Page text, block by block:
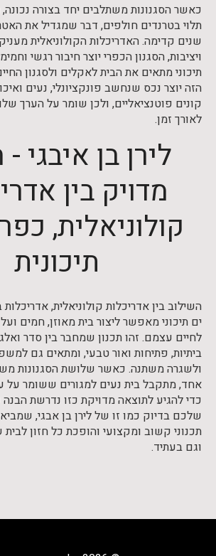
כאשר הסגנונות משתלבים יחד בצורה
תלוי בטרנדים חולפים, דבר שמגדיל את
שנים קדימה. האדריכלות הקולוניאלית
ויציבות, הסגנון הכפרי יוצר חיבור רגשי
תיכוני מתאים את הבית לאקלים ולסגנון
הזה יוצר נכס שנחשב פונקציונלי, נעים
קונים פוטנציאליים, ולכן שומר על הערך
לאורך זמן.
לירן בן איבגי -
מדויק בין
קולוניאלית,
תיכונית
השילוב בין אדריכלות קולוניאלית, אדריכלות
ים תיכוני מאפשר ליצור בית מאוזן, חמים
לחיים עצמם. זהו תכנון שמחבר בין סדר
ביתיות, פתיחות ואור טבעי, ומתאים גם
ולשגרה משתנה. כאשר שלושת הסגנונות
אחד, מתקבל בית נעים למגורים ששומר על
כדי להגיע לתוצאה מדויקת כזו נדרשת
שלכם בדיוק כמו זו של לירן בן אבגי,
תכנוני קשוב ומקצועי והופכת כל חזון
וגם בעתיד.